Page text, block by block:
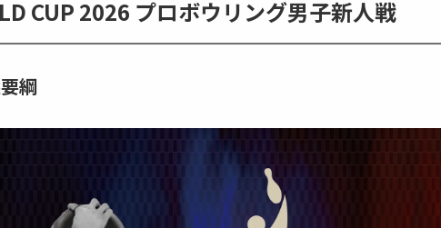
CUP 2026 プロボウリング男子新人戦
綱